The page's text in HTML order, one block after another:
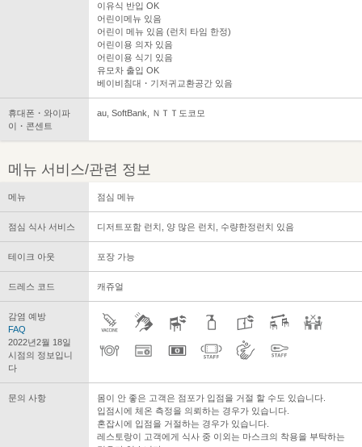
이유식 반입 OK
어린이메뉴 있음
어린이 메뉴 있음 (런치 타임 한정)
어린이용 의자 있음
어린이용 식기 있음
유모차 출입 OK
베이비침대・기저귀교환공간 있음
휴대폰・와이파
이・콘센트
au, SoftBank, ＮＴＴ도코모
메뉴 서비스/관련 정보
메뉴 점심 메뉴
점심 식사 서비스 디저트포함 런치, 양 많은 런치, 수량한정런치 있음
테이크 아웃 포장 가능
드레스 코드 캐쥬얼
감염 예방
FAQ
2022년2월 18일
시점의 정보입니
다
문의 사항
몸이 안 좋은 고객은 점포가 입점을 거절 할 수도 있습니다.
입점시에 체온 측정을 의뢰하는 경우가 있습니다.
혼잡시에 입점을 거절하는 경우가 있습니다.
레스토랑이 고객에게 식사 중 이외는 마스크의 착용을 부탁하는